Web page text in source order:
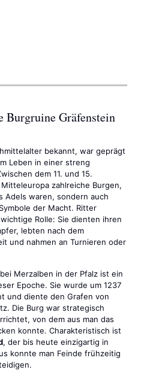
Burgruine Gräfenstein
bekannt, war geprägt
Leben in einer streng
dem 11. und 15.
zahlreiche Burgen,
Adels waren, sondern auch
der Macht. Ritter
Rolle: Sie dienten ihren
lebten nach dem
und nahmen an Turnieren oder
bei Merzalben in der Pfalz ist ein
Epoche. Sie wurde um 1237
und diente den Grafen von
Die Burg war strategisch
von dem aus man das
konnte. Charakteristisch ist
, der bis heute einzigartig in
konnte man Feinde frühzeitig